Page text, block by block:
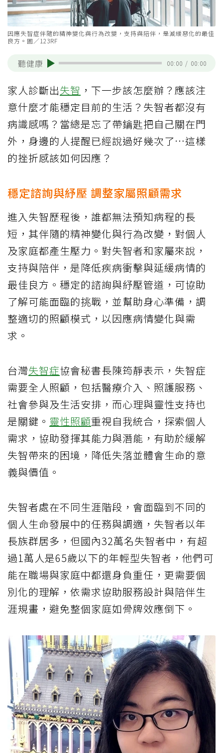
因應失智症伴隨的精神變化與行為改變，支持與陪伴，是減緩惡化的最佳
良方。圖／123RF
聽健康 00:00 / 00:00
家人診斷出失智 ，下一步該怎麼辦？應該注
意什麼才能穩定目前的生活？失智者都沒有
病識感嗎？當總是忘了帶鑰匙把自己關在門
外，身邊的人提醒已經說過好幾次了…這樣
的挫折感該如何因應？
穩定諮詢與紓壓 調整家屬照顧需求
進入失智歷程後，誰都無法預知病程的長
短，其伴隨的精神變化與行為改變，對個人
及家庭都產生壓力。對失智者和家屬來說，
支持與陪伴，是降低疾病衝擊與延緩病情的
最佳良方。穩定的諮詢與紓壓管道，可協助
了解可能面臨的挑戰，並幫助身心準備，調
整適切的照顧模式，以因應病情變化與需
求。
台灣失智症協會秘書長陳筠靜表示，失智症
需要全人照顧，包括醫療介入、照護服務、
社會參與及生活安排，而心理與靈性支持也
是關鍵。 靈性照顧重視自我統合，探索個人
需求，協助發揮其能力與潛能，有助於緩解
失智帶來的困境，降低失落並體會生命的意
義與價值。
失智者處在不同生涯階段，會面臨到不同的
個人生命發展中的任務與調適，失智者以年
長族群居多，但國內32萬名失智者中，有超
過1萬人是65歲以下的年輕型失智者，他們可
能在職場與家庭中都還身負重任，更需要個
別化的理解，依需求協助服務設計與陪伴生
涯規畫，避免整個家庭如骨牌效應倒下。